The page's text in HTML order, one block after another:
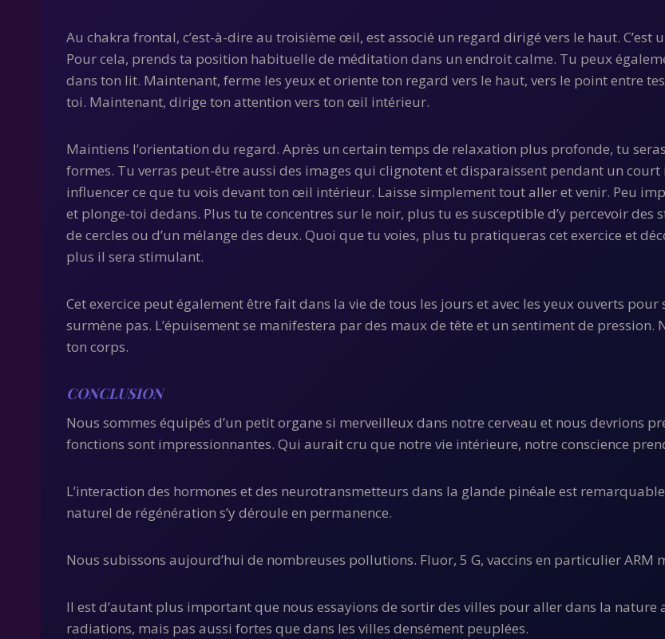
Au chakra frontal, c’est-à-dire au troisième œil, est associé un regard dirigé vers le haut.
Pour cela, prends ta position habituelle de méditation dans un endroit calme. Tu peux
dans ton lit. Maintenant, ferme les yeux et oriente ton regard vers le haut, vers le point entre
toi. Maintenant, dirige ton attention vers ton œil intérieur.
Maintiens l’orientation du regard. Après un certain temps de relaxation plus profonde, tu
formes. Tu verras peut-être aussi des images qui clignotent et disparaissent pendant un court
influencer ce que tu vois devant ton œil intérieur. Laisse simplement tout aller et venir. Peu
et plonge-toi dedans. Plus tu te concentres sur le noir, plus tu es susceptible d’y percevoir
de cercles ou d’un mélange des deux. Quoi que tu voies, plus tu pratiqueras cet exercice et
plus il sera stimulant.
Cet exercice peut également être fait dans la vie de tous les jours et avec les yeux ouverts
surmène pas. L’épuisement se manifestera par des maux de tête et un sentiment de pression.
ton corps.
CONCLUSION
Nous sommes équipés d’un petit organe si merveilleux dans notre cerveau et nous devrions
fonctions sont impressionnantes. Qui aurait cru que notre vie intérieure, notre conscience
L’interaction des hormones et des neurotransmetteurs dans la glande pinéale est
naturel de régénération s’y déroule en permanence.
Nous subissons aujourd’hui de nombreuses pollutions. Fluor, 5 G, vaccins en particulier ARM
Il est d’autant plus important que nous essayions de sortir des villes pour aller dans la nature
radiations, mais pas aussi fortes que dans les villes densément peuplées.